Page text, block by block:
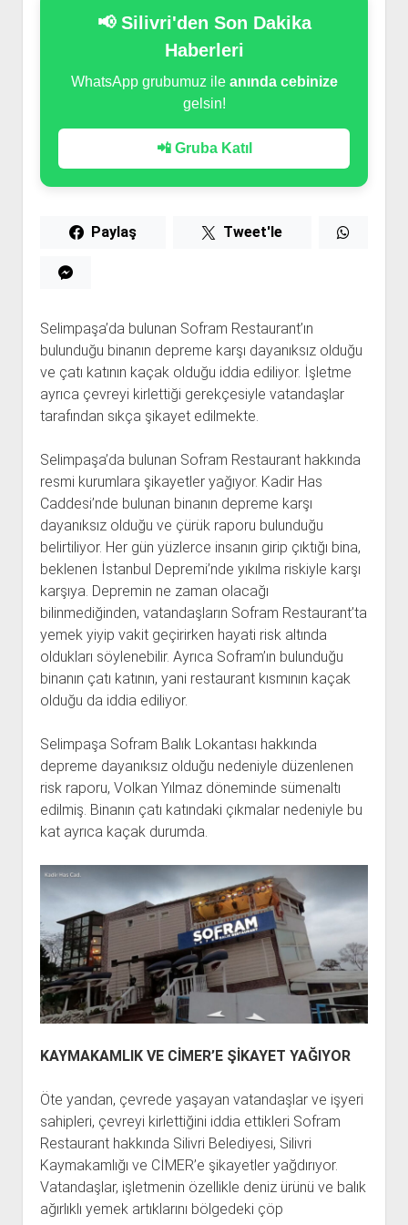
📢 Silivri'den Son Dakika
Haberleri
WhatsApp grubumuz ile anında cebinize
gelsin!
📲 Gruba Katıl
Paylaş Tweet'le
Selimpaşa’da bulunan Sofram Restaurant’ın
bulunduğu binanın depreme karşı dayanıksız olduğu
ve çatı katının kaçak olduğu iddia ediliyor. İşletme
ayrıca çevreyi kirlettiği gerekçesiyle vatandaşlar
tarafından sıkça şikayet edilmekte.
Selimpaşa’da bulunan Sofram Restaurant hakkında
resmi kurumlara şikayetler yağıyor. Kadir Has
Caddesi’nde bulunan binanın depreme karşı
dayanıksız olduğu ve çürük raporu bulunduğu
belirtiliyor. Her gün yüzlerce insanın girip çıktığı bina,
beklenen İstanbul Depremi’nde yıkılma riskiyle karşı
karşıya. Depremin ne zaman olacağı
bilinmediğinden, vatandaşların Sofram Restaurant’ta
yemek yiyip vakit geçirirken hayati risk altında
oldukları söylenebilir. Ayrıca Sofram’ın bulunduğu
binanın çatı katının, yani restaurant kısmının kaçak
olduğu da iddia ediliyor.
Selimpaşa Sofram Balık Lokantası hakkında
depreme dayanıksız olduğu nedeniyle düzenlenen
risk raporu, Volkan Yılmaz döneminde sümenaltı
edilmiş. Binanın çatı katındaki çıkmalar nedeniyle bu
kat ayrıca kaçak durumda.
KAYMAKAMLIK VE CİMER’E ŞİKAYET YAĞIYOR
Öte yandan, çevrede yaşayan vatandaşlar ve işyeri
sahipleri, çevreyi kirlettiğini iddia ettikleri Sofram
Restaurant hakkında Silivri Belediyesi, Silivri
Kaymakamlığı ve CİMER’e şikayetler yağdırıyor.
Vatandaşlar, işletmenin özellikle deniz ürünü ve balık
ağırlıklı yemek artıklarını bölgedeki çöp